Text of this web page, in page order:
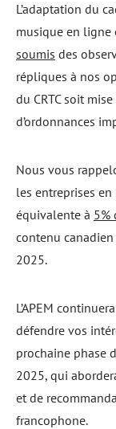
L’adaptation du
musique en ligne
soumis des
répliques à nos
du CRTC soit
d’ordonnances
Nous vous
les entreprises
équivalente à 5%
contenu
2025.
L’APEM
défendre vos
prochaine phase
2025, qui
et de
francophone.